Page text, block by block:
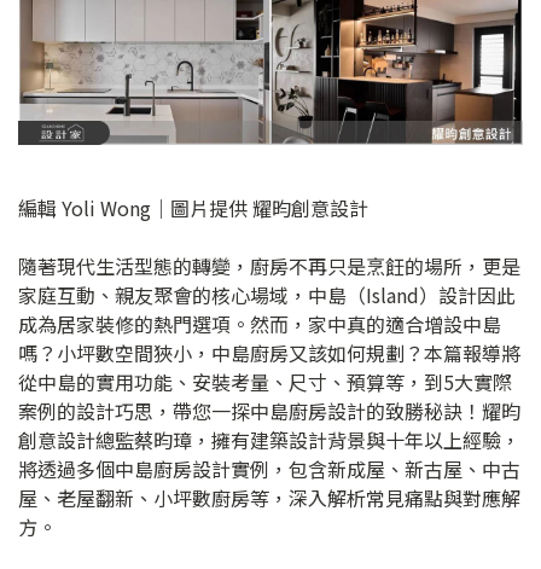
編輯 Yoli Wong｜圖片提供 耀昀創意設計
隨著現代生活型態的轉變，廚房不再只是烹飪的場所，更是
家庭互動、親友聚會的核心場域，中島（Island）設計因此
成為居家裝修的熱門選項。然而，家中真的適合增設中島
嗎？小坪數空間狹小，中島廚房又該如何規劃？本篇報導將
從中島的實用功能、安裝考量、尺寸、預算等，到5大實際
案例的設計巧思，帶您一探中島廚房設計的致勝秘訣！耀昀
創意設計總監蔡昀璋，擁有建築設計背景與十年以上經驗，
將透過多個中島廚房設計實例，包含新成屋、新古屋、中古
屋、老屋翻新、小坪數廚房等，深入解析常見痛點與對應解
方。